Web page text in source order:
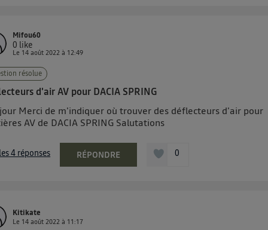
Mifou60
0 like
Le 14 août 2022 à 12:49
résolue
d'air AV pour DACIA SPRING
Merci de m'indiquer où trouver des déflecteurs d'air pour
AV de DACIA SPRING Salutations
4 réponses RÉPONDRE 0
Kitikate
Le 14 août 2022 à 11:17